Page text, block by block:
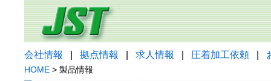
会社情報 拠点情報 求人情報 圧着加工依頼
HOME > 製品情報